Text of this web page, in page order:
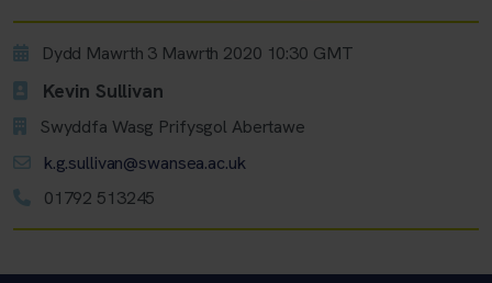
Dydd Mawrth 3 Mawrth 2020 10:30 GMT
Kevin Sullivan
Swyddfa Wasg Prifysgol Abertawe
k.g.sullivan@swansea.ac.uk
01792 513245